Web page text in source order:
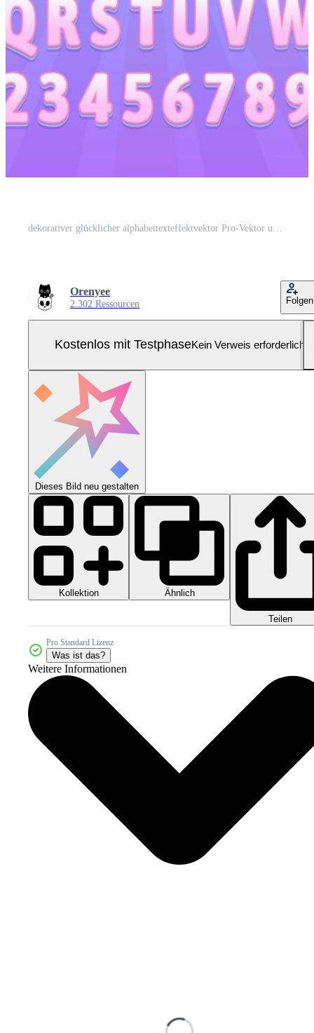
Orenyee
2.302 Ressourcen Folgen
Kostenlos mit TestphaseKein Verweis erforderlich
Dieses Bild neu gestalten
Kollektion Ähnlich
Teilen
Pro Standard Lizenz
Was ist das?
Weitere Informationen